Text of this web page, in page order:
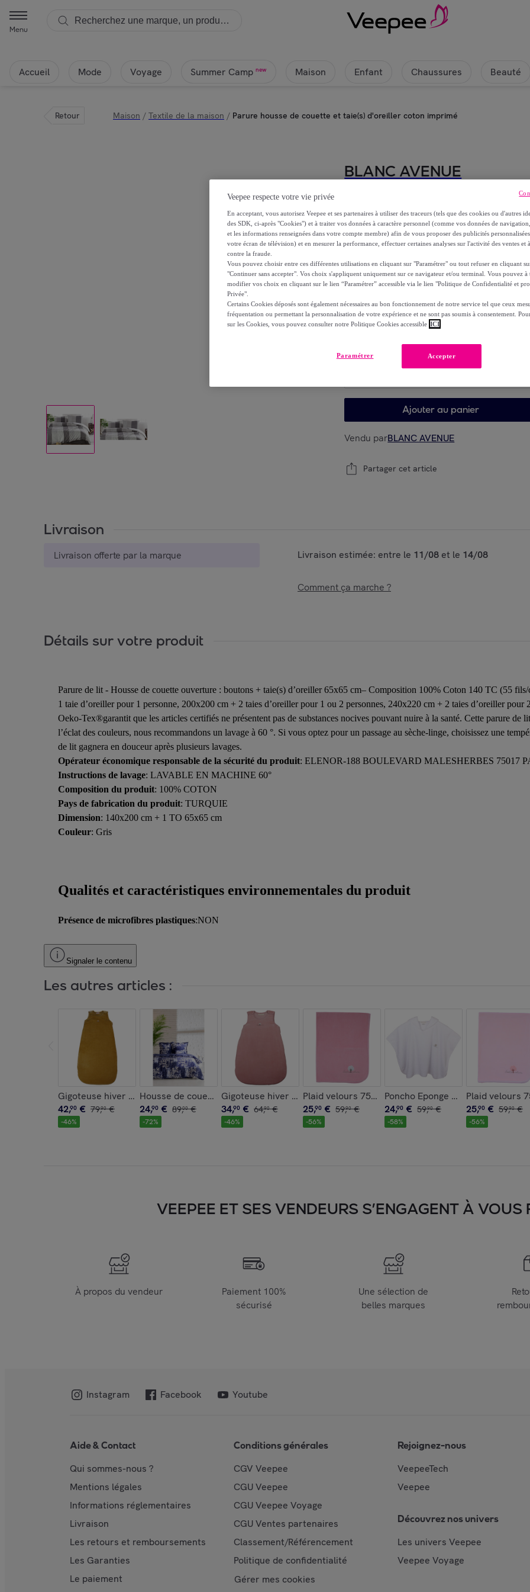
Menu
Accueil Mode Voyage Summer Camp new Maison Enfant Chaussures Beauté
Retour Maison / Textile de la maison / Parure housse de couette et taie(s) d'oreiller coton imprimé
BLANC AVENUE
Parure housse de couette et
À partir de
29,90 €
99,90 €
-70%
Ajouter au panier
Vendu parBLANC AVENUE
Partager cet article
Livraison
Livraison offerte par la marque Livraison estimée: entre le 11/08 et le 14/08
Comment ça marche ?
Détails sur votre produit
Parure de lit - Housse de couette ouverture : boutons + taie(s) d’oreiller 65x65 cm– Composition 100% Coton 140 TC (55
1 taie d’oreiller pour 1 personne, 200x200 cm + 2 taies d’oreiller pour 1 ou 2 personnes, 240x220 cm + 2 taies d’oreiller
Oeko-Tex®garantit que les articles certifiés ne présentent pas de substances nocives pouvant nuire à la santé. Cette parure de
l’éclat des couleurs, nous recommandons un lavage à 60 °. Si vous optez pour un passage au sèche-linge, choisissez une
de lit gagnera en douceur après plusieurs lavages.
Opérateur économique responsable de la sécurité du produit: ELENOR-188 BOULEVARD MALESHERBES 75017
Instructions de lavage: LAVABLE EN MACHINE 60°
Composition du produit: 100% COTON
Pays de fabrication du produit: TURQUIE
Dimension: 140x200 cm + 1 TO 65x65 cm
Couleur: Gris
Qualités et caractéristiques environnementales du produit
Présence de microfibres plastiques:NON
Signaler le contenu
Les autres articles :
Gigoteuse hiver 85/110 cm 18/36 mois Coton bio-Ambre
42,90 € 79,90 €
-46%
Housse de couette + taie(s) oreiller "Bamboo" 100% coton imprimé.
24,90 € 89,00 €
-72%
Gigoteuse hiver 70 cm 0-6 mois Coton bio-Rose
34,90 € 64,90 €
-46%
Plaid velours 75X100 cm Coton bio Bois de rose
25,90 € 59,90 €
-56%
Poncho Eponge 0-24 mois Coton
24,90 € 59,90 €
-58%
Plaid velours
25,90 € 59,90 €
-56%
VEEPEE ET SES VENDEURS S’ENGAGENT À VOUS
À propos du vendeur
Paiement 100%
sécurisé
Une sélection de
belles marques
Instagram Facebook Youtube
Aide & Contact
Qui sommes-nous ?
Mentions légales
Informations réglementaires
Livraison
Les retours et remboursements
Les Garanties
Le paiement
Conditions générales
CGV Veepee
CGU Veepee
CGU Veepee Voyage
CGU Ventes partenaires
Classement/Référencement
Politique de confidentialité
Gérer mes cookies
Rejoignez-nous
VeepeeTech
Veepee
Découvrez nos univers
Les univers Veepee
Veepee Voyage
Veepee respecte votre vie privée
En acceptant, vous autorisez Veepee et ses partenaires à utiliser des traceurs (tels que des cookies ou d'autres
des SDK, ci-après "Cookies") et à traiter vos données à caractère personnel (comme vos données de
et les informations renseignées dans votre compte membre) afin de vous proposer des publicités
votre écran de télévision) et en mesurer la performance, effectuer certaines analyses sur l'activité des ventes et
contre la fraude.
Vous pouvez choisir entre ces différentes utilisations en cliquant sur "Paramétrer" ou tout refuser en cliquant
"Continuer sans accepter". Vos choix s'appliquent uniquement sur ce navigateur et/ou terminal. Vous pouvez
modifier vos choix en cliquant sur le lien “Paramétrer” accessible via le lien "Politique de Confidentialité et
Privée".
Certains Cookies déposés sont également nécessaires au bon fonctionnement de notre service tel que ceux
fréquentation ou permettant la personnalisation de votre expérience et ne sont pas soumis à consentement.
sur les Cookies, vous pouvez consulter notre Politique Cookies accessible ICI
Accepter
Paramétrer